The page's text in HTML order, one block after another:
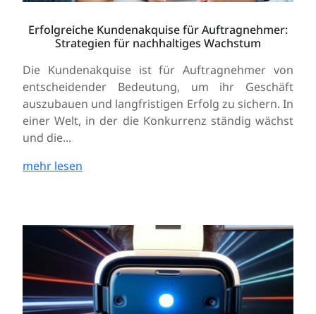
Erfolgreiche Kundenakquise für Auftragnehmer:
Strategien für nachhaltiges Wachstum
Die Kundenakquise ist für Auftragnehmer von
entscheidender Bedeutung, um ihr Geschäft
auszubauen und langfristigen Erfolg zu sichern. In
einer Welt, in der die Konkurrenz ständig wächst
und die...
mehr lesen